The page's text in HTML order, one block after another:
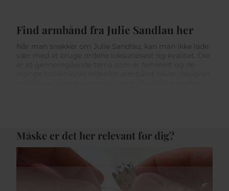
Find armbånd fra Julie Sandlau her
Når man snakker om Julie Sandlau, kan man ikke lade
vær med at bruge ordene luksuriøsest og kvalitet. Der
Stort udvalg af sølv og forgyldte
armbånd
En af de rigtig fine ting med udvalget af armbånd, er
Måske er det her relevant for dig?